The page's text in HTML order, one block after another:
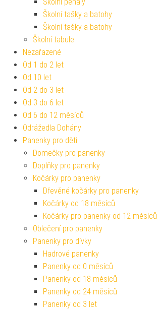
Školní tašky a batohy
Školní tašky a batohy
Školní tabule
Nezařazené
Od 1 do 2 let
Od 10 let
Od 2 do 3 let
Od 3 do 6 let
Od 6 do 12 měsíců
Odrážedla Dohány
Panenky pro děti
Domečky pro panenky
Doplňky pro panenky
Kočárky pro panenky
Dřevěné kočárky pro panenky
Kočárky od 18 měsíců
Kočárky pro panenky od 12 měsíců
Oblečení pro panenky
Panenky pro dívky
Hadrové panenky
Panenky od 0 měsíců
Panenky od 18 měsíců
Panenky od 24 měsíců
Panenky od 3 let